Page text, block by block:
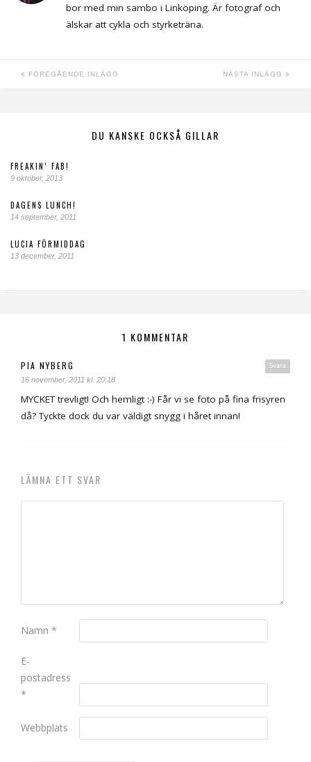
bor med min sambo i Linköping. Är fotograf och
älskar att cykla och styrketräna.
FÖREGÅENDE INLÄGG NÄSTA INLÄGG
DU KANSKE OCKSÅ GILLAR
FREAKIN’ FAB!
9 oktober, 2013
DAGENS LUNCH!
14 september, 2011
LUCIA FÖRMIDDAG
13 december, 2011
1 KOMMENTAR
Svara
PIA NYBERG
16 november, 2011 kl. 20:18
MYCKET trevligt! Och hemligt :-) Får vi se foto på fina frisyren
då? Tyckte dock du var väldigt snygg i håret innan!
LÄMNA ETT SVAR
Namn *
E-
postadress
*
Webbplats